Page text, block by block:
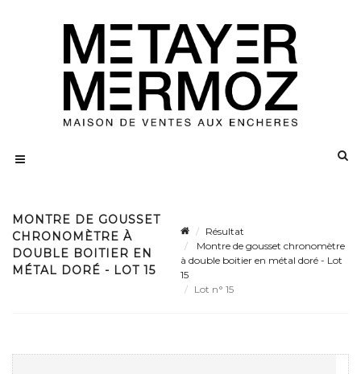
MONTRE DE GOUSSET
CHRONOMÈTRE À
DOUBLE BOITIER EN
MÉTAL DORÉ - LOT 15
Résultat
Montre de gousset chronomètre
à double boitier en métal doré - Lot
15
Lot n° 15